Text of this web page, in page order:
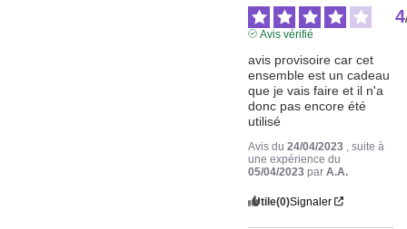
4
Avis vérifié
avis provisoire car cet
ensemble est un cadeau
que je vais faire et il n'a
donc pas encore été
utilisé
Avis du24/04/2023
, suite à
une expérience du
05/04/2023 parA.A.
Utile(0)Signaler